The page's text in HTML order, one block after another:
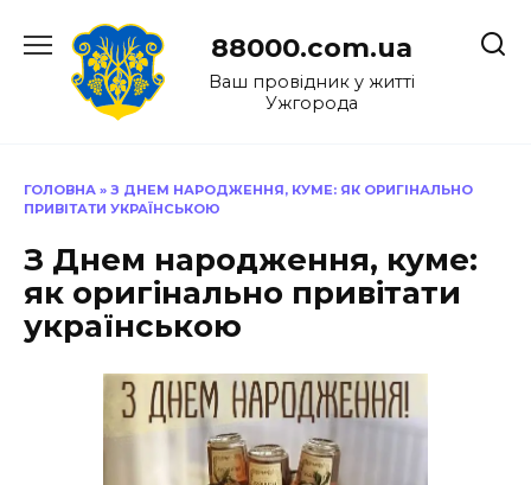
до
88000.com.ua
Ваш провідник у житті
Ужгорода
ГОЛОВНА » З ДНЕМ НАРОДЖЕННЯ, КУМЕ: ЯК ОРИГІНАЛЬНО
ПРИВІТАТИ УКРАЇНСЬКОЮ
З Днем народження, куме:
як оригінально привітати
українською